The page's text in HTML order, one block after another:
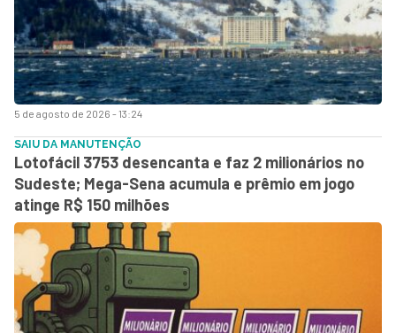
5 de agosto de 2026 - 13:24
SAIU DA MANUTENÇÃO
Lotofácil 3753 desencanta e faz 2 milionários no
Sudeste; Mega-Sena acumula e prêmio em jogo
atinge R$ 150 milhões